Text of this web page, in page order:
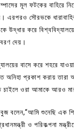
মূল ফটকের বাহিরে
এরপরও সৌরভকে
উদ্ধার করে
দেয়।
বাসে করে শহরে
প্রকাশ করায় তারা
ওরা আমাকে আরও
বলেন,“আমি শুনেছি এক
ও পরিকল্পনা
ভোটযুদ্ধে
3 words